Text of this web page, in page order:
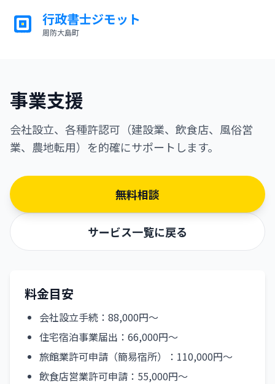
行政書士ジモット
周防大島町
事業支援
会社設立、各種許認可（建設業、飲食店、風俗営
業、農地転用）を的確にサポートします。
無料相談
サービス一覧に戻る
料金目安
会社設立手続：88,000円～
住宅宿泊事業届出：66,000円～
旅館業許可申請（簡易宿所）：110,000円～
飲食店営業許可申請：55,000円～